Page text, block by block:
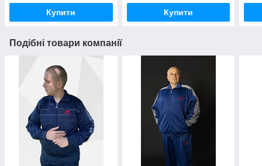
Купити
розміри
Купити
Подібні товари компанії